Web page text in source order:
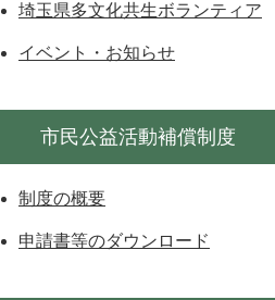
埼玉県多文化共生ボランティア
イベント・お知らせ
市民公益活動補償制度
制度の概要
申請書等のダウンロード